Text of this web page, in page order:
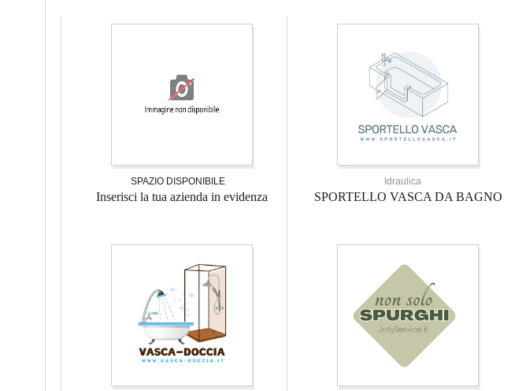
SPAZIO DISPONIBILE
Inserisci la tua azienda in evidenza
Idraulica
SPORTELLO VASCA DA BAGNO